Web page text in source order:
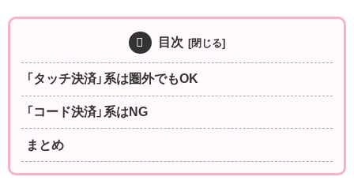
目次
「タッチ決済」系は圏外でもOK
「コード決済」系はNG
まとめ